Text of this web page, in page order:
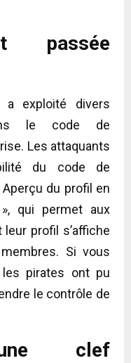
passée
a exploité divers
le code de
Les attaquants
du code de
du profil en
qui permet aux
profil s’affiche
Si vous
pirates ont pu
le contrôle de
clef